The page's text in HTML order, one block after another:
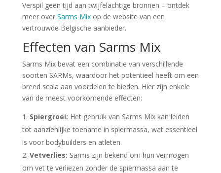
Verspil geen tijd aan twijfelachtige bronnen – ontdek
meer over Sarms Mixop de website van een
vertrouwde Belgische aanbieder.
Effecten van Sarms Mix
Sarms Mix bevat een combinatie van verschillende
soorten SARMs, waardoor het potentieel heeft om een
breed scala aan voordelen te bieden. Hier zijn enkele
van de meest voorkomende effecten:
Spiergroei: Het gebruik van Sarms Mix kan leiden
tot aanzienlijke toename in spiermassa, wat essentieel
is voor bodybuilders en atleten.
Vetverlies: Sarms zijn bekend om hun vermogen
om vet te verliezen zonder de spiermassa aan te